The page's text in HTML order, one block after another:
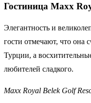
Гостиница Maxx
Элегантность и
гости отмечают, что она
Турции, а
любителей сладкого.
Maxx Royal Belek Golf